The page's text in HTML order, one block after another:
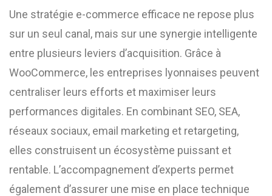
Une stratégie e-commerce efficace ne repose plus
sur un seul canal, mais sur une synergie intelligente
entre plusieurs leviers d’acquisition. Grâce à
WooCommerce, les entreprises lyonnaises peuvent
centraliser leurs efforts et maximiser leurs
performances digitales. En combinant SEO, SEA,
réseaux sociaux, email marketing et retargeting,
elles construisent un écosystème puissant et
rentable. L’accompagnement d’experts permet
également d’assurer une mise en place technique